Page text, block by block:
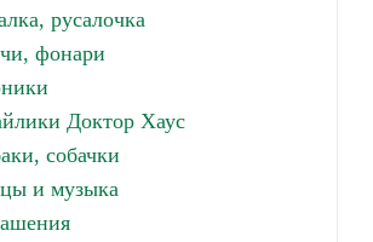
русалочка
фонари
Доктор Хаус
собачки
и музыка